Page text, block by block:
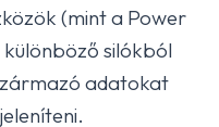
(mint a Power
silókból
adatokat